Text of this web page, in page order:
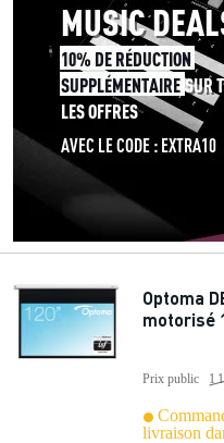
Optoma
motorisé
Prix public 1
livraison